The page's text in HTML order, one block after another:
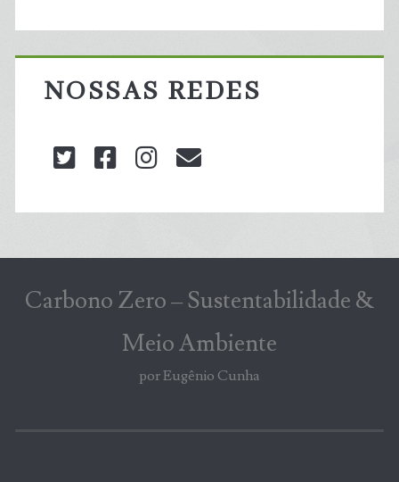
NOSSAS REDES
twitterfacebookinstagram
Carbono Zero – Sustentabilidade &
Meio Ambiente
por Eugênio Cunha